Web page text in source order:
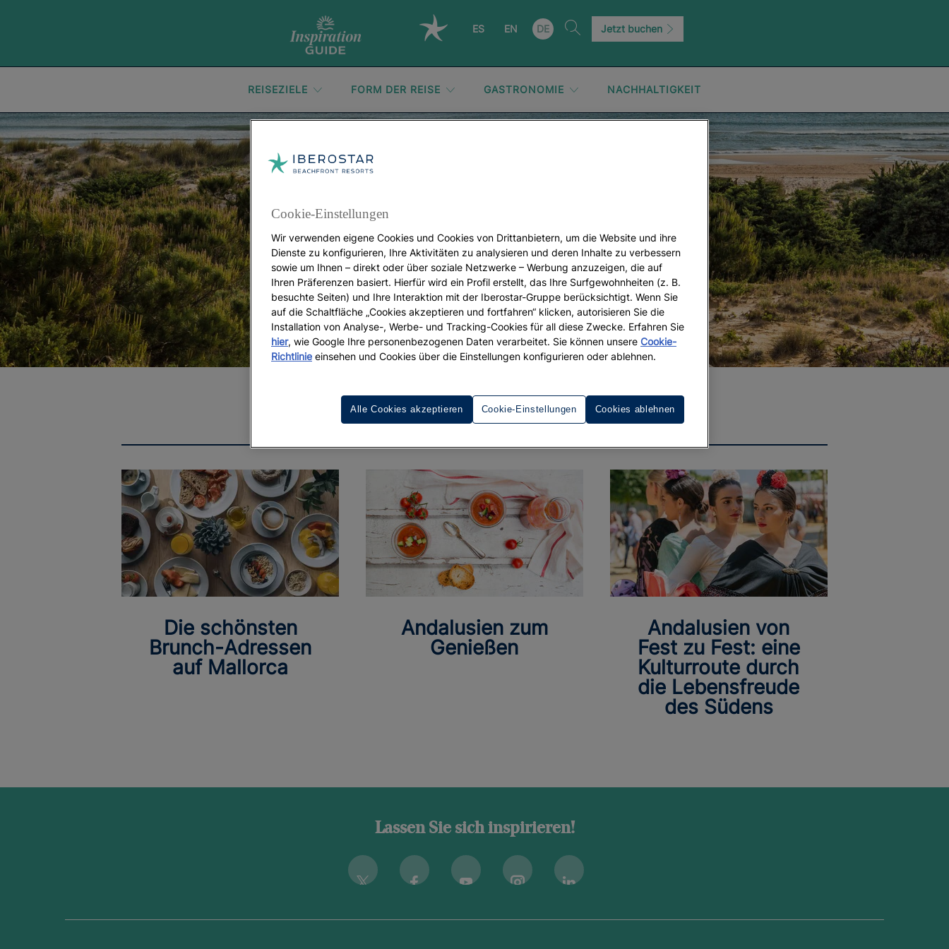
ES EN DE Jetzt buchen
REISEZIELE FORM DER REISE GASTRONOMIE NACHHALTIGKEIT
Andalusien
Die schönsten
Brunch-Adressen
auf Mallorca
Andalusien zum
Genießen
Andalusien von
Fest zu Fest: eine
Kulturroute durch
die Lebensfreude
des Südens
Lassen Sie sich inspirieren!
Twitter Facebook Youtube InstagramLinkedin
Cookie-Einstellungen
Wir verwenden eigene Cookies und Cookies von Drittanbietern, um die Website und ihre
Dienste zu konfigurieren, Ihre Aktivitäten zu analysieren und deren Inhalte zu verbessern
sowie um Ihnen – direkt oder über soziale Netzwerke – Werbung anzuzeigen, die auf
Ihren Präferenzen basiert. Hierfür wird ein Profil erstellt, das Ihre Surfgewohnheiten (z. B.
besuchte Seiten) und Ihre Interaktion mit der Iberostar-Gruppe berücksichtigt. Wenn Sie
auf die Schaltfläche „Cookies akzeptieren und fortfahren“ klicken, autorisieren Sie die
Installation von Analyse-, Werbe- und Tracking-Cookies für all diese Zwecke. Erfahren Sie
hier, wie Google Ihre personenbezogenen Daten verarbeitet. Sie können unsere Cookie-
Richtlinie einsehen und Cookies über die Einstellungen konfigurieren oder ablehnen.
Cookie-Einstellungen Cookies ablehnen
Alle Cookies akzeptieren